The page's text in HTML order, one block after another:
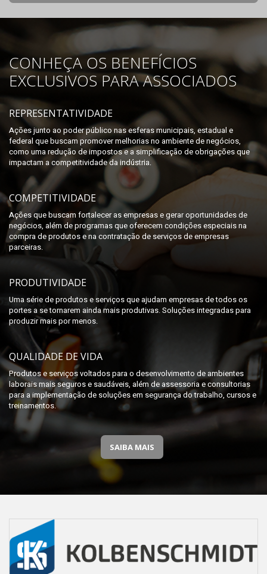
CONHEÇA OS BENEFÍCIOS
EXCLUSIVOS PARA ASSOCIADOS
REPRESENTATIVIDADE
Ações junto ao poder público nas esferas municipais, estadual e
federal que buscam promover melhorias no ambiente de negócios,
como uma redução de impostos e a simplificação de obrigações que
impactam a competitividade da indústria.
COMPETITIVIDADE
Ações que buscam fortalecer as empresas e gerar oportunidades de
negócios, além de programas que oferecem condições especiais na
compra de produtos e na contratação de serviços de empresas
parceiras.
PRODUTIVIDADE
Uma série de produtos e serviços que ajudam empresas de todos os
portes a se tornarem ainda mais produtivas. Soluções integradas para
produzir mais por menos.
QUALIDADE DE VIDA
Produtos e serviços voltados para o desenvolvimento de ambientes
laborais mais seguros e saudáveis, além de assessoria e consultorias
para a implementação de soluções em segurança do trabalho, cursos e
treinamentos.
SAIBA MAIS